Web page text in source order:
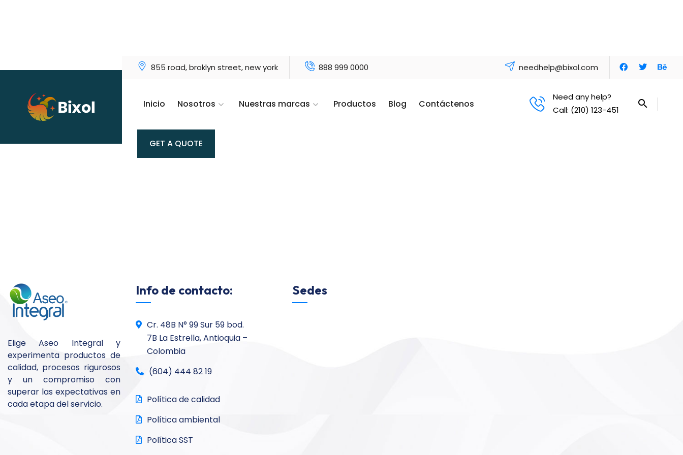
855 road, broklyn street, new york 888 999 0000 needhelp@bixol.com
Inicio Nosotros Nuestras marcas Productos Blog Contáctenos
Need any help?
Call: (210) 123-451
GET A QUOTE
Elige Aseo Integral y
experimenta productos de
calidad, procesos rigurosos
y un compromiso con
superar las expectativas en
cada etapa del servicio.
Info de contacto:
Cr. 48B N° 99 Sur 59 bod.
7B La Estrella, Antioquia –
Colombia
(604) 444 82 19
Política de calidad
Política ambiental
Política SST
Sedes